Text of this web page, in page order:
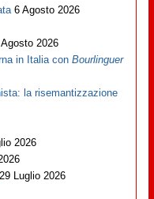
6 Agosto 2026
2026
in Italia conBourlinguer
la risemantizzazione
2026
29 Luglio 2026